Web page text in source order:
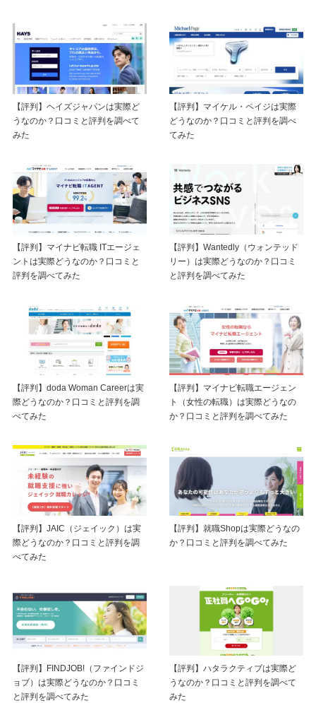
【評判】ヘイズジャパンは実際ど
うなのか？口コミと評判を調べて
みた
【評判】マイケル・ペイジは実際
どうなのか？口コミと評判を調べ
てみた
【評判】マイナビ転職 ITエージェ
ントは実際どうなのか？口コミと
評判を調べてみた
【評判】Wantedly（ウォンテッド
リー）は実際どうなのか？口コミ
と評判を調べてみた
【評判】doda Woman Careerは実
際どうなのか？口コミと評判を調
べてみた
【評判】マイナビ転職エージェン
ト（女性の転職）は実際どうなの
か？口コミと評判を調べてみた
【評判】JAIC（ジェイック）は実
際どうなのか？口コミと評判を調
べてみた
【評判】就職Shopは実際どうなの
か？口コミと評判を調べてみた
【評判】FINDJOB!（ファインドジ
ョブ）は実際どうなのか？口コミ
と評判を調べてみた
【評判】ハタラクティブは実際ど
うなのか？口コミと評判を調べて
みた